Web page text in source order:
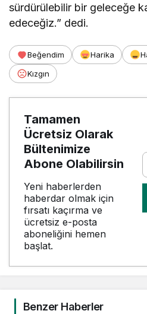
sürdürülebilir bir geleceğe
edeceğiz.” dedi.
Beğendim Harika
Kızgın
Tamamen
Ücretsiz Olarak
Bültenimize
Abone Olabilirsin
Yeni haberlerden
haberdar olmak için
fırsatı kaçırma ve
ücretsiz e-posta
aboneliğini hemen
başlat.
Benzer Haberler